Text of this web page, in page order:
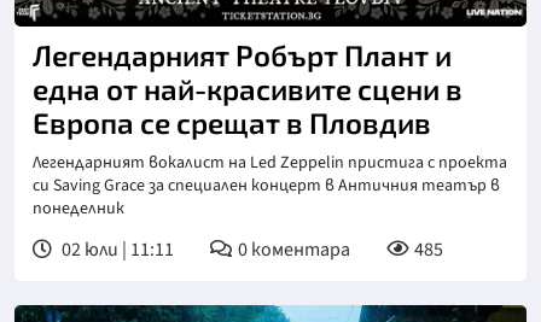
Легендарният Робърт Плант и
една от най-красивите сцени в
Европа се срещат в Пловдив
Легендарният вокалист на Led Zeppelin пристига с проекта
си Saving Grace за специален концерт в Античния театър в
понеделник
02 юли | 11:11 0коментара 485